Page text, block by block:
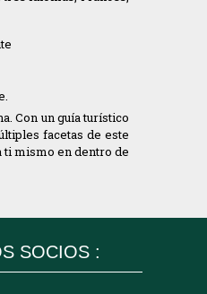
Con un guía turístico
facetas de este
ti mismo en dentro de
SOCIOS :